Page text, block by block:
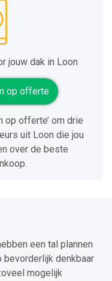
jouw dak in Loon
op offerte
op offerte’ om drie
uit Loon die jou
over de beste
een tal plannen
denkbaar
mogelijk